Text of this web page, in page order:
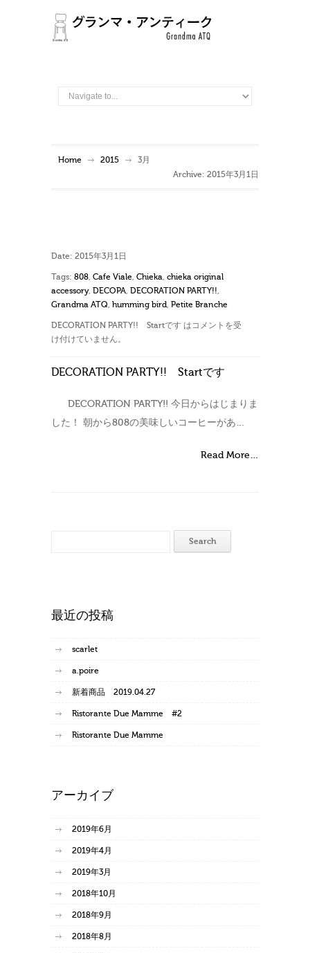
Home 2015
3月
Archive: 2015年3月1日
Date: 2015年3月1日
Tags: 808, Cafe Viale, Chieka, chieka original
accessory, DECOPA, DECORATION PARTY!!,
Grandma ATQ, humming bird, Petite Branche
DECORATION PARTY!! Startです は コメントを受
け付けていません。
DECORATION PARTY!! Startです
DECORATION PARTY!! 今日からはじまりま
した！ 朝から808の美味しいコーヒーがあ…
Read More…
最近の投稿
scarlet
a.poire
新着商品 2019.04.27
Ristorante Due Mamme #2
Ristorante Due Mamme
アーカイブ
2019年6月
2019年4月
2019年3月
2018年10月
2018年9月
2018年8月